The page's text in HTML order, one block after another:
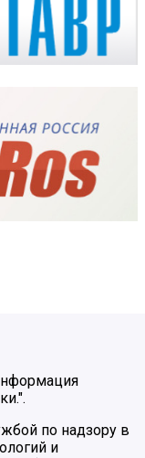
по надзору в
и